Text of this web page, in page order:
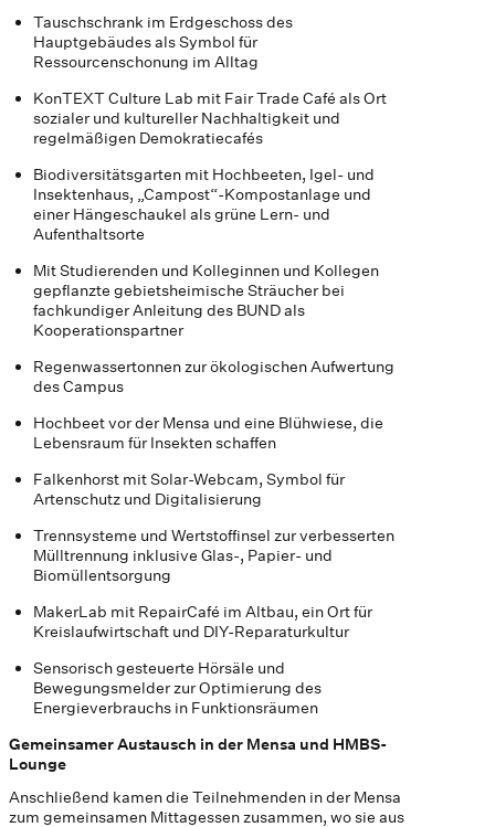
Tauschschrank im Erdgeschoss des
Hauptgebäudes als Symbol für
Ressourcenschonung im Alltag
KonTEXT Culture Lab mit Fair Trade Café als Ort
sozialer und kultureller Nachhaltigkeit und
regelmäßigen Demokratiecafés
Biodiversitätsgarten mit Hochbeeten, Igel- und
Insektenhaus, „Campost“-Kompostanlage und
einer Hängeschaukel als grüne Lern- und
Aufenthaltsorte
Mit Studierenden und Kolleginnen und Kollegen
gepflanzte gebietsheimische Sträucher bei
fachkundiger Anleitung des BUND als
Kooperationspartner
Regenwassertonnen zur ökologischen Aufwertung
des Campus
Hochbeet vor der Mensa und eine Blühwiese, die
Lebensraum für Insekten schaffen
Falkenhorst mit Solar-Webcam, Symbol für
Artenschutz und Digitalisierung
Trennsysteme und Wertstoffinsel zur verbesserten
Mülltrennung inklusive Glas-, Papier- und
Biomüllentsorgung
MakerLab mit RepairCafé im Altbau, ein Ort für
Kreislaufwirtschaft und DIY-Reparaturkultur
Sensorisch gesteuerte Hörsäle und
Bewegungsmelder zur Optimierung des
Energieverbrauchs in Funktionsräumen
Gemeinsamer Austausch in der Mensa und HMBS-
Lounge
Anschließend kamen die Teilnehmenden in der Mensa
zum gemeinsamen Mittagessen zusammen, wo sie aus